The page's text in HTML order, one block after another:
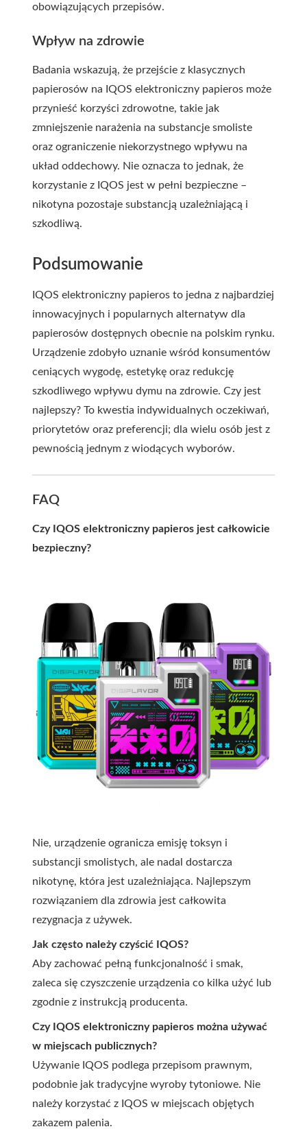
obowiązujących przepisów.
Wpływ na zdrowie
Badania wskazują, że przejście z klasycznych
papierosów na IQOS elektroniczny papieros może
przynieść korzyści zdrowotne, takie jak
zmniejszenie narażenia na substancje smoliste
oraz ograniczenie niekorzystnego wpływu na
układ oddechowy. Nie oznacza to jednak, że
korzystanie z IQOS jest w pełni bezpieczne –
nikotyna pozostaje substancją uzależniającą i
szkodliwą.
Podsumowanie
IQOS elektroniczny papieros to jedna z najbardziej
innowacyjnych i popularnych alternatyw dla
papierosów dostępnych obecnie na polskim rynku.
Urządzenie zdobyło uznanie wśród konsumentów
ceniących wygodę, estetykę oraz redukcję
szkodliwego wpływu dymu na zdrowie. Czy jest
najlepszy? To kwestia indywidualnych oczekiwań,
priorytetów oraz preferencji; dla wielu osób jest z
pewnością jednym z wiodących wyborów.
FAQ
Czy IQOS elektroniczny papieros jest całkowicie
bezpieczny?
Nie, urządzenie ogranicza emisję toksyn i
substancji smolistych, ale nadal dostarcza
nikotynę, która jest uzależniająca. Najlepszym
rozwiązaniem dla zdrowia jest całkowita
rezygnacja z używek.
Jak często należy czyścić IQOS?
Aby zachować pełną funkcjonalność i smak,
zaleca się czyszczenie urządzenia co kilka użyć lub
zgodnie z instrukcją producenta.
Czy IQOS elektroniczny papieros można używać
w miejscach publicznych?
Używanie IQOS podlega przepisom prawnym,
podobnie jak tradycyjne wyroby tytoniowe. Nie
należy korzystać z IQOS w miejscach objętych
zakazem palenia.